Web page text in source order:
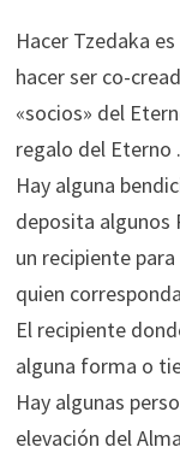
Hacer Tzedaka
hacer ser co-
«socios» del
regalo del Eterno .
Hay alguna
deposita algunos
un recipiente
quien
El recipiente
alguna forma o
Hay algunas
elevación del